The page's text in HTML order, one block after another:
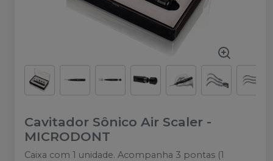
Cavitador Sônico Air Scaler -
MICRODONT
Caixa com 1 unidade. Acompanha 3 pontas (1